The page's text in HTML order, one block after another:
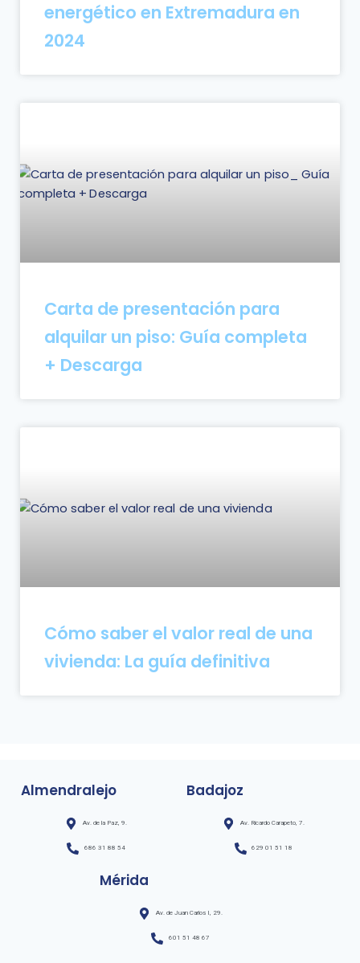
energético en Extremadura en
2024
Carta de presentación para
alquilar un piso: Guía completa
+ Descarga
Cómo saber el valor real de una
vivienda: La guía definitiva
Almendralejo
Av. de la Paz, 9.
686 31 88 54
Badajoz
Av. Ricardo Carapeto, 7.
629 01 51 18
Mérida
Av. de Juan Carlos I, 29.
601 51 48 67